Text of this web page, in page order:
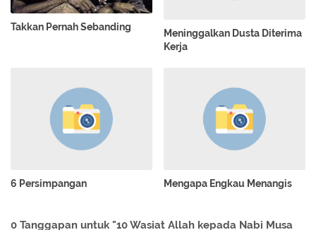
Takkan Pernah Sebanding
Meninggalkan Dusta Diterima
Kerja
6 Persimpangan Mengapa Engkau Menangis
0 Tanggapan untuk "10 Wasiat Allah kepada Nabi Musa